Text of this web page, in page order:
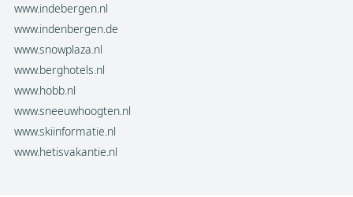
www.indebergen.nl
www.indenbergen.de
www.snowplaza.nl
www.berghotels.nl
www.hobb.nl
www.sneeuwhoogten.nl
www.skiinformatie.nl
www.hetisvakantie.nl